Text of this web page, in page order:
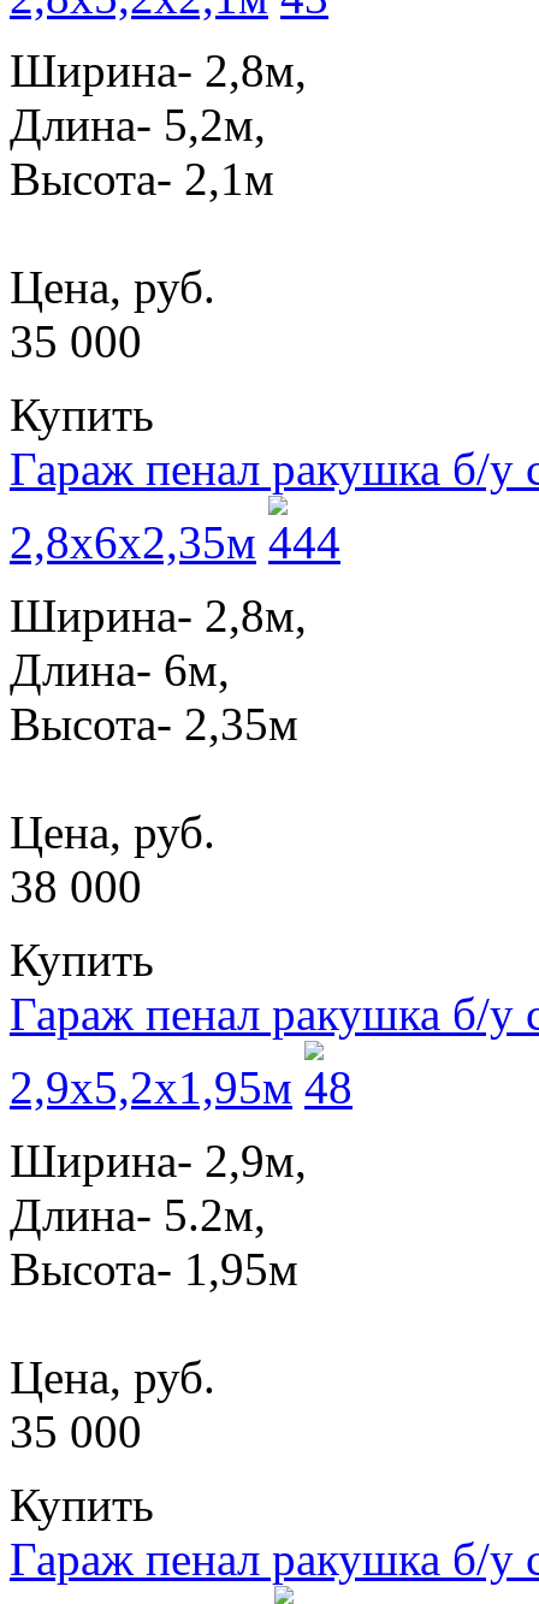
Ширина- 2,8м,
Длина- 5,2м,
Высота- 2,1м
Цена, руб.
35 000
Купить
Гараж пенал ракушка б/
2,8x6x2,35м
Ширина- 2,8м,
Длина- 6м,
Высота- 2,35м
Цена, руб.
38 000
Купить
Гараж пенал ракушка б/
2,9x5,2x1,95м
Ширина- 2,9м,
Длина- 5.2м,
Высота- 1,95м
Цена, руб.
35 000
Купить
Гараж пенал ракушка б/